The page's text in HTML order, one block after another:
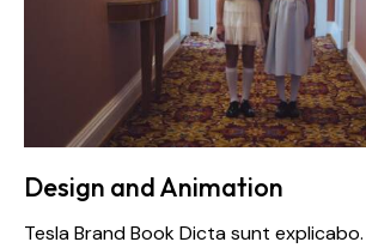
Design and Animation
Tesla Brand Book Dicta sunt